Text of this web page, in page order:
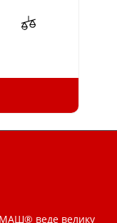
веде велику